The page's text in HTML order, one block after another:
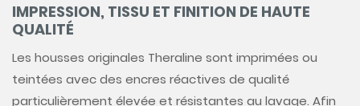
IMPRESSION, TISSU ET FINITION DE HAUTE
QUALITÉ
Les housses originales Theraline sont imprimées ou
teintées avec des encres réactives de qualité
particulièrement élevée et résistantes au lavage. Afin